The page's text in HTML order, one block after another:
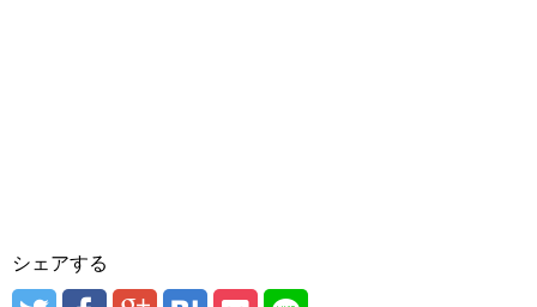
シェアする